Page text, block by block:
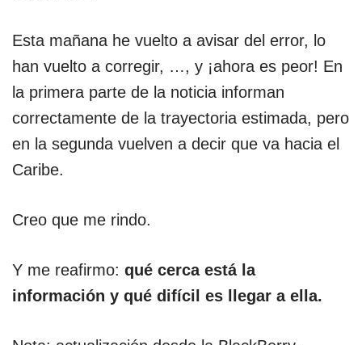
Esta mañana he vuelto a avisar del error, lo
han vuelto a corregir, …, y ¡ahora es peor! En
la primera parte de la noticia informan
correctamente de la trayectoria estimada, pero
en la segunda vuelven a decir que va hacia el
Caribe.
Creo que me rindo.
Y me reafirmo: qué cerca está la
información y qué difícil es llegar a ella.